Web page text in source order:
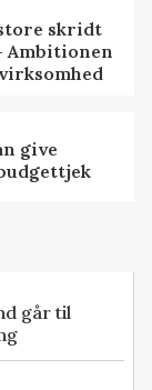
skridt
Ambitionen
give
går til